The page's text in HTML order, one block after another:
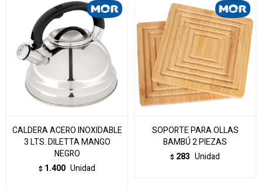
CALDERA ACERO INOXIDABLE
3 LTS. DILETTA MANGO
NEGRO
$ 1.400 Unidad
SOPORTE PARA OLLAS
BAMBÚ 2 PIEZAS
$ 283 Unidad